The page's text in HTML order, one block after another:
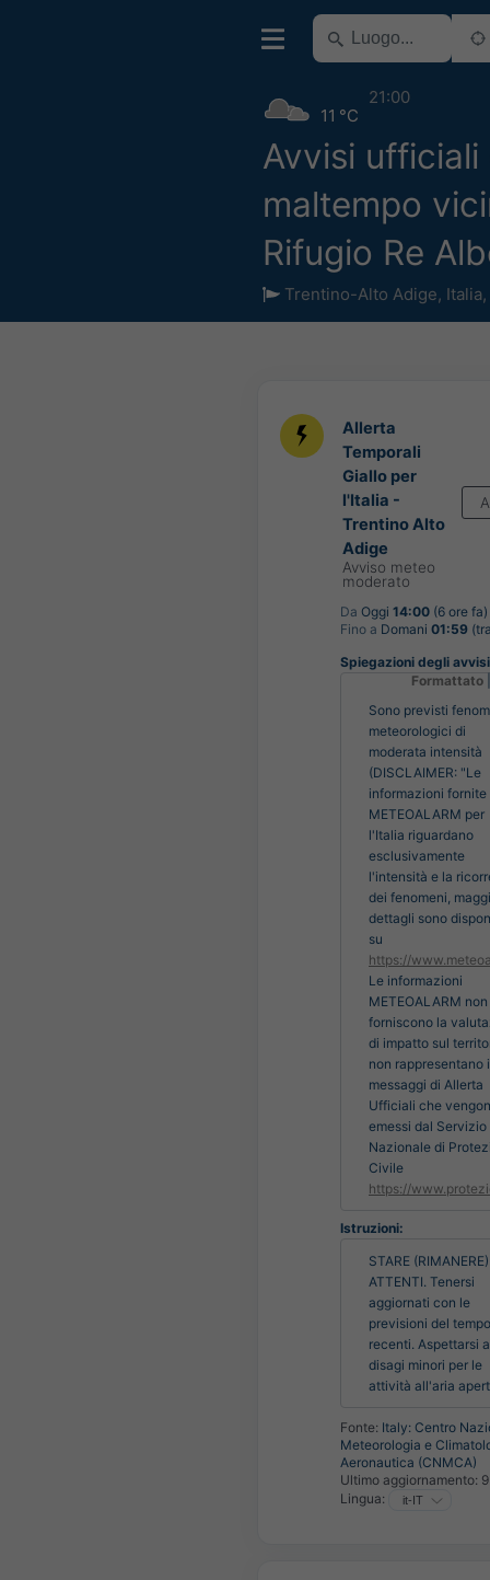
Avvisi ufficiali
maltempo
Rifugio Re
Trentino-Alto Adige, Italia,
11 °C
21:00
Allerta
Temporali
Giallo per
l'Italia -
Trentino Alto
Adige
Avviso meteo
moderato
Da Oggi 14:00 (6 ore fa)
Fino a Domani 01:59
Spiegazioni degli
Formattato
Sono previsti
meteorologici di
moderata intensità
(DISCLAIMER: "Le
informazioni fornite
METEOALARM per
l'Italia riguardano
esclusivamente
l'intensità e la
dei fenomeni,
dettagli sono
su
https://
Le informazioni
METEOALARM non
forniscono la
di impatto sul
non rappresentano i
messaggi di Allerta
Ufficiali che
emessi dal Servizio
Nazionale di
Civile
https://
Istruzioni:
STARE (RIMANERE)
ATTENTI. Tenersi
aggiornati con le
previsioni del
recenti. Aspettarsi
disagi minori per le
attività all'aria
Fonte: Italy: Centro
Meteorologia e
Aeronautica (CNMCA)
Ultimo aggiornamento:
Lingua: